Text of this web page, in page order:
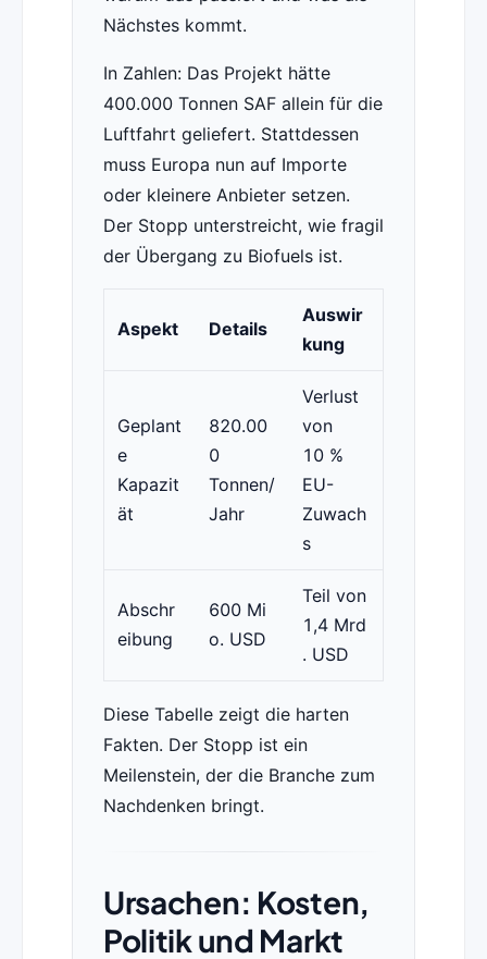
Nächstes kommt.
In Zahlen: Das Projekt hätte
400.000 Tonnen SAF allein für die
Luftfahrt geliefert. Stattdessen
muss Europa nun auf Importe
oder kleinere Anbieter setzen.
Der Stopp unterstreicht, wie fragil
der Übergang zu Biofuels ist.
Aspekt Details
Auswir
kung
Geplant
e
Kapazit
ät
820.00
0
Tonnen/
Jahr
Verlust
von
10 %
EU-
Zuwach
s
Abschr
eibung
600 Mi
o. USD
Teil von
1,4 Mrd
. USD
Diese Tabelle zeigt die harten
Fakten. Der Stopp ist ein
Meilenstein, der die Branche zum
Nachdenken bringt.
Ursachen: Kosten,
Politik und Markt